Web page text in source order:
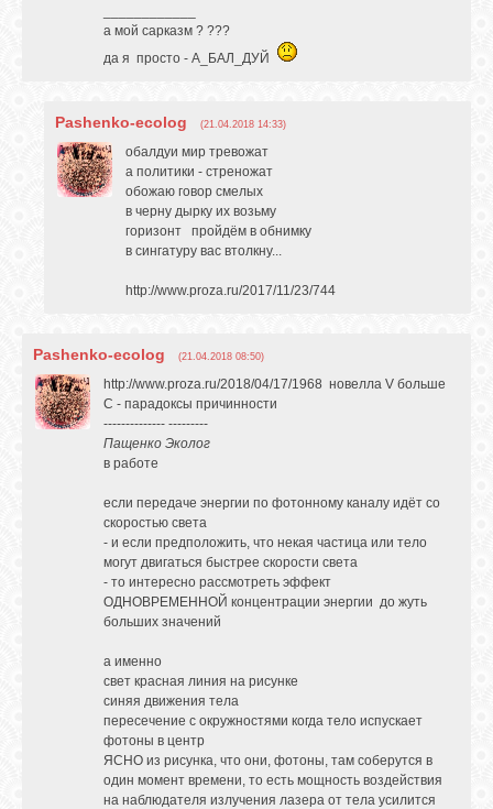
а мой сарказм ? ???
да я просто - А_БАЛ_ДУЙ
Pashenko-ecolog (21.04.2018 14:33)
обалдуи мир тревожат
а политики - стреножат
обожаю говор смелых
в черну дырку их возьму
горизонт пройдём в обнимку
в сингатуру вас втолкну...
http://www.proza.ru/2017/11/23/744
Pashenko-ecolog (21.04.2018 08:50)
http://www.proza.ru/2018/04/17/1968 новелла V больше
С - парадоксы причинности
-------------- ---------
Пащенко Эколог
в работе
если передаче энергии по фотонному каналу идёт со
скоростью света
- и если предположить, что некая частица или тело
могут двигаться быстрее скорости света
- то интересно рассмотреть эффект
ОДНОВРЕМЕННОЙ концентрации энергии до жуть
больших значений
а именно
свет красная линия на рисунке
синяя движения тела
пересечение с окружностями когда тело испускает
фотоны в центр
ЯСНО из рисунка, что они, фотоны, там соберутся в
один момент времени, то есть мощность воздействия
на наблюдателя излучения лазера от тела усилится